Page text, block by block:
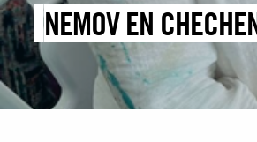
NEMOV EN